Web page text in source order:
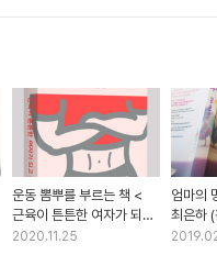
운동 뽐뿌를 부르는 책 <
근육이 튼튼한 여자가 되고
싶어>
2020.11.25
엄마의
최은하